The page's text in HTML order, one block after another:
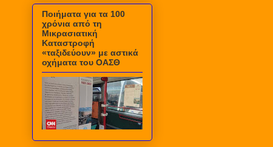
Ποιήματα για τα 100
χρόνια από τη
Μικρασιατική
Καταστροφή
«ταξιδεύουν» με αστικά
οχήματα του ΟΑΣΘ